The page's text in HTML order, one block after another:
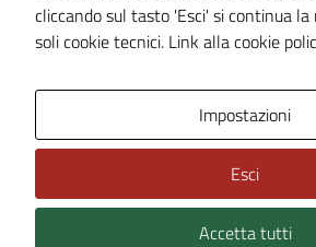
Piano di miglioramento del sito
Technical Design s.r.l.
cliccando sul tasto 'Esci' si continua la
soli cookie tecnici. Link alla cookie
Impostazioni
Esci
Accetta tutti